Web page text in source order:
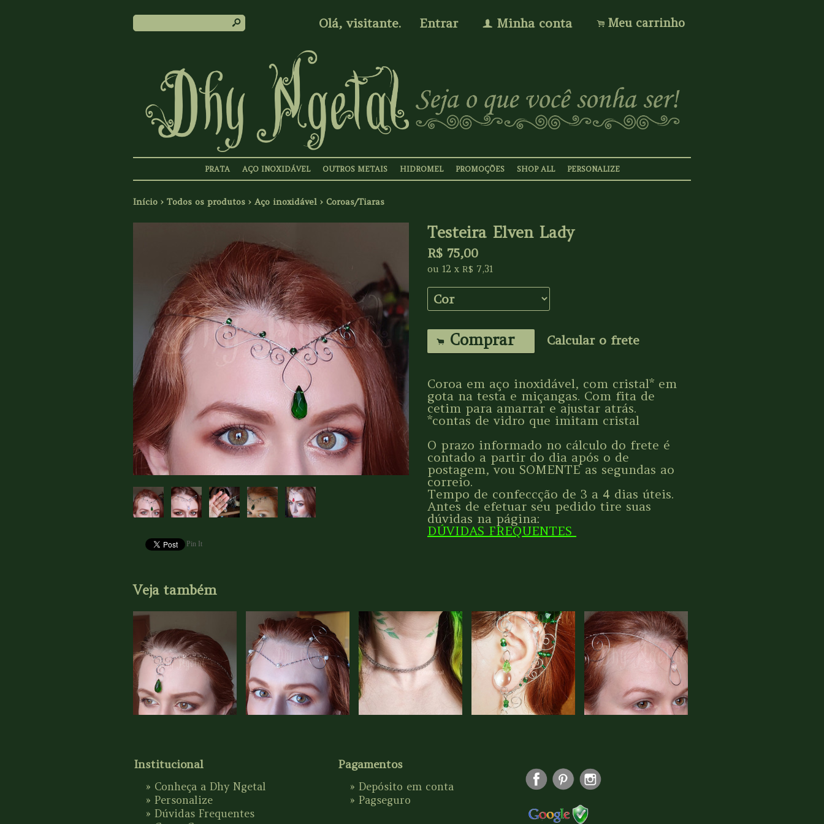
s Olá, visitante. Entrar f Minha conta . Meu carrinho
PRATA AÇO INOXIDÁVEL OUTROS METAIS HIDROMEL PROMOÇÕES SHOP ALL PERSONALIZE
Início › Todos os produtos › Aço inoxidável › Coroas/Tiaras
Pin It
Testeira Elven Lady
R$ 75,00
ou 12 x R$ 7,31
. Comprar Calcular o frete
Coroa em aço inoxidável, com cristal* em
gota na testa e miçangas. Com fita de
cetim para amarrar e ajustar atrás.
*contas de vidro que imitam cristal
O prazo informado no cálculo do frete é
contado a partir do dia após o de
postagem, vou SOMENTE as segundas ao
correio.
Tempo de confeccção de 3 a 4 dias úteis.
Antes de efetuar seu pedido tire suas
dúvidas na página:
DÚVIDAS FREQUENTES
Veja também
Institucional
» Conheça a Dhy Ngetal
» Personalize
» Dúvidas Frequentes
Pagamentos
» Depósito em conta
» Pagseguro